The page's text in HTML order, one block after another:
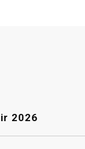
2026